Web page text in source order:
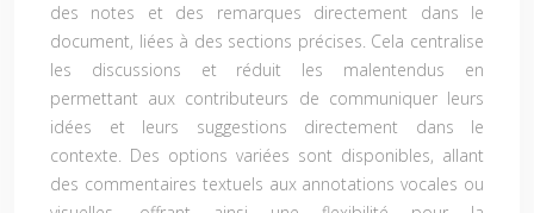
des notes et des remarques directement dans le
document, liées à des sections précises. Cela centralise
les discussions et réduit les malentendus en
permettant aux contributeurs de communiquer leurs
idées et leurs suggestions directement dans le
contexte. Des options variées sont disponibles, allant
des commentaires textuels aux annotations vocales ou